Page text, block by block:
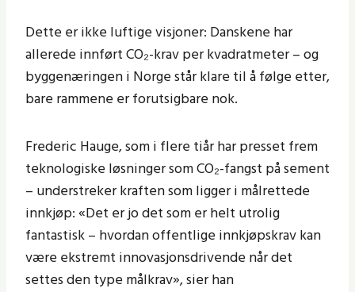
Dette er ikke luftige visjoner: Danskene har
allerede innført CO₂-krav per kvadratmeter – og
byggenæringen i Norge står klare til å følge etter,
bare rammene er forutsigbare nok.
Frederic Hauge, som i flere tiår har presset frem
teknologiske løsninger som CO₂-fangst på sement
– understreker kraften som ligger i målrettede
innkjøp: «Det er jo det som er helt utrolig
fantastisk – hvordan offentlige innkjøpskrav kan
være ekstremt innovasjonsdrivende når det
settes den type målkrav», sier han